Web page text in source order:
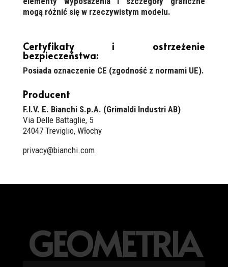
mogą różnić się w rzeczywistym modelu.
Certyfikaty i ostrzeżenie
bezpieczeństwa:
Posiada oznaczenie CE (zgodność z normami UE).
Producent
F.I.V. E. Bianchi S.p.A. (Grimaldi Industri AB)
Via Delle Battaglie, 5
24047 Treviglio, Włochy
privacy@bianchi.com
GEOMETRIA